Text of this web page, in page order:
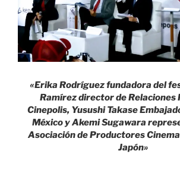
«Erika Rodríguez fundadora del
Ramírez director de Relaciones
Cinepolis, Yusushi Takase
México y Akemi Sugawara
Asociación de Productores
Japón»